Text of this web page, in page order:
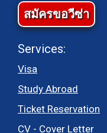
สมัครขอวีซ่า
Services:
Visa
Study Abroad
Ticket Reservation
CV - Cover Letter